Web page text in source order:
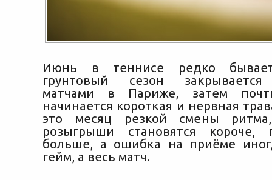
Июнь в теннисе редко
грунтовый сезон
матчами в Париже, затем
начинается короткая и нервная
это месяц резкой смены
розыгрыши становятся короче,
больше, а ошибка на приёме
гейм, а весь матч.